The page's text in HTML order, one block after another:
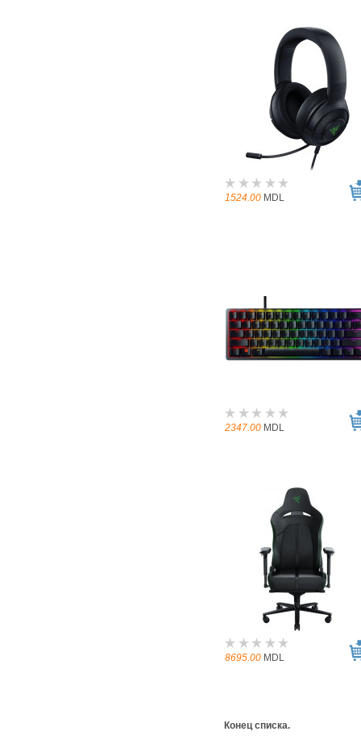
1524.00 MDL
2347.00 MDL
8695.00 MDL
Конец списка.